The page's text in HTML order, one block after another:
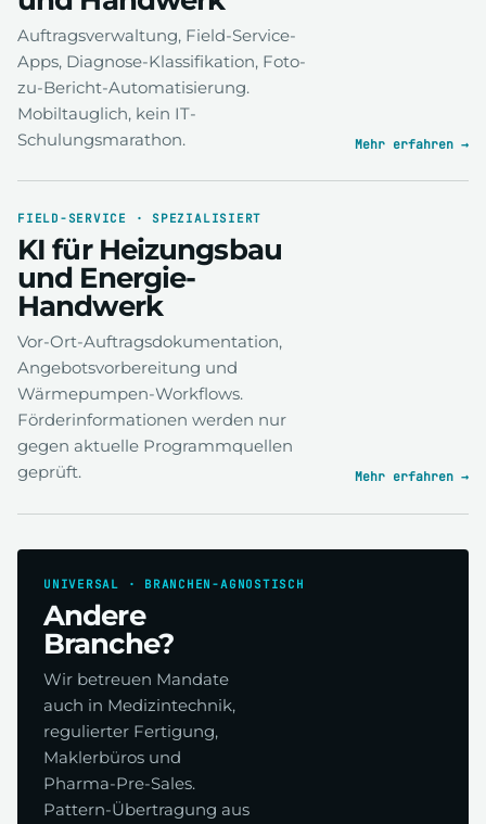
Auftragsverwaltung, Field-Service-
Apps, Diagnose-Klassifikation, Foto-
zu-Bericht-Automatisierung.
Mobiltauglich, kein IT-
Schulungsmarathon.
Mehr erfahren →
FIELD-SERVICE · SPEZIALISIERT
KI für Heizungsbau
und Energie-
Handwerk
Vor-Ort-Auftragsdokumentation,
Angebotsvorbereitung und
Wärmepumpen-Workflows.
Förderinformationen werden nur
gegen aktuelle Programmquellen
geprüft.
Mehr erfahren →
UNIVERSAL · BRANCHEN-AGNOSTISCH
Andere
Branche?
Wir betreuen Mandate
auch in Medizintechnik,
regulierter Fertigung,
Maklerbüros und
Pharma-Pre-Sales.
Pattern-Übertragung aus